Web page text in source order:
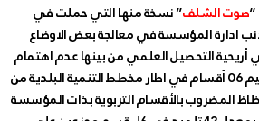
صوت الشلف” نسخة منها التي حملت في
ادارة المؤسسة في معالجة بعض الاوضاع
أريحية التحصيل العلمي من بينها عدم اهتمام
الوصية بمتابعة مشروع ترميم 06 أقسام في اطار مخطط التنمية البلدية من
المضروب بالأقسام التربوية بذات المؤسسة